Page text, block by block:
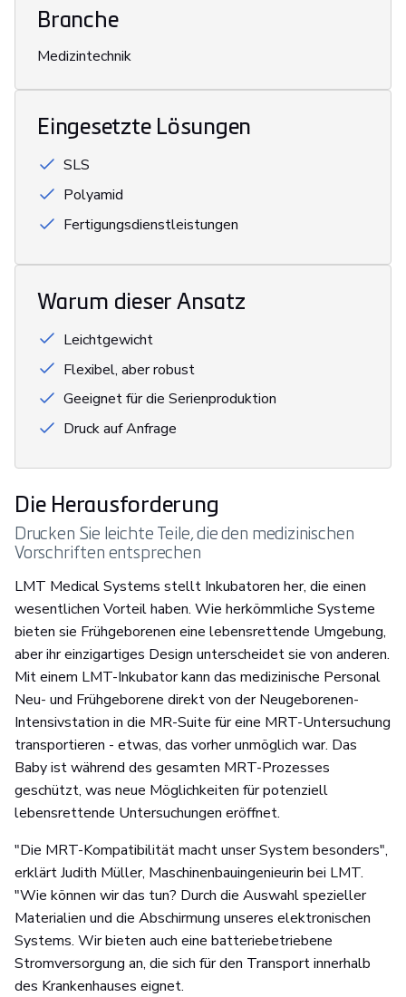
Branche
Medizintechnik
Eingesetzte Lösungen
SLS
Polyamid
Fertigungsdienstleistungen
Warum dieser Ansatz
Leichtgewicht
Flexibel, aber robust
Geeignet für die Serienproduktion
Druck auf Anfrage
Die Herausforderung
Drucken Sie leichte Teile, die den medizinischen
Vorschriften entsprechen
LMT Medical Systems stellt Inkubatoren her, die einen
wesentlichen Vorteil haben. Wie herkömmliche Systeme
bieten sie Frühgeborenen eine lebensrettende Umgebung,
aber ihr einzigartiges Design unterscheidet sie von anderen.
Mit einem LMT-Inkubator kann das medizinische Personal
Neu- und Frühgeborene direkt von der Neugeborenen-
Intensivstation in die MR-Suite für eine MRT-Untersuchung
transportieren - etwas, das vorher unmöglich war. Das
Baby ist während des gesamten MRT-Prozesses
geschützt, was neue Möglichkeiten für potenziell
lebensrettende Untersuchungen eröffnet.
"Die MRT-Kompatibilität macht unser System besonders",
erklärt Judith Müller, Maschinenbauingenieurin bei LMT.
"Wie können wir das tun? Durch die Auswahl spezieller
Materialien und die Abschirmung unseres elektronischen
Systems. Wir bieten auch eine batteriebetriebene
Stromversorgung an, die sich für den Transport innerhalb
des Krankenhauses eignet.